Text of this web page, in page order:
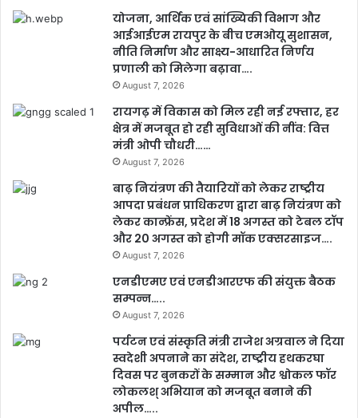
योजना, आर्थिक एवं सांख्यिकी विभाग और
आईआईएम रायपुर के बीच एमओयू सुशासन,
नीति निर्माण और साक्ष्य-आधारित निर्णय
प्रणाली को मिलेगा बढ़ावा….
August 7, 2026
रायगढ़ में विकास को मिल रही नई रफ्तार, हर
क्षेत्र में मजबूत हो रही सुविधाओं की नींव: वित्त
मंत्री ओपी चौधरी……
August 7, 2026
बाढ़ नियंत्रण की तैयारियों को लेकर राष्ट्रीय
आपदा प्रबंधन प्राधिकरण द्वारा बाढ़ नियंत्रण को
लेकर कान्फ्रेंस, प्रदेश में 18 अगस्त को टेबल टॉप
और 20 अगस्त को होगी मॉक एक्सरसाइज….
August 7, 2026
एनडीएमए एवं एनडीआरएफ की संयुक्त बैठक
सम्पन्न…..
August 7, 2026
पर्यटन एवं संस्कृति मंत्री राजेश अग्रवाल ने दिया
स्वदेशी अपनाने का संदेश, राष्ट्रीय हथकरघा
दिवस पर बुनकरों के सम्मान और श्वोकल फॉर
लोकलश् अभियान को मजबूत बनाने की
अपील…..